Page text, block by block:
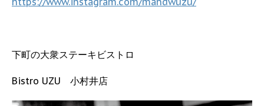
下町の大衆ステーキビストロ
Bistro UZU 小村井店